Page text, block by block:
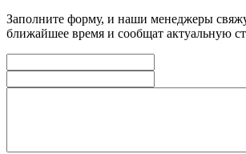
Заполните форму, и наши менеджеры
ближайшее время и сообщат актуальную